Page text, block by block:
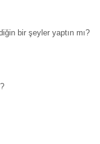
bir şeyler yaptın mı?